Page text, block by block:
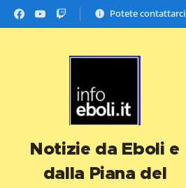
Potete contattarci
Notizie da Eboli e
dalla Piana del